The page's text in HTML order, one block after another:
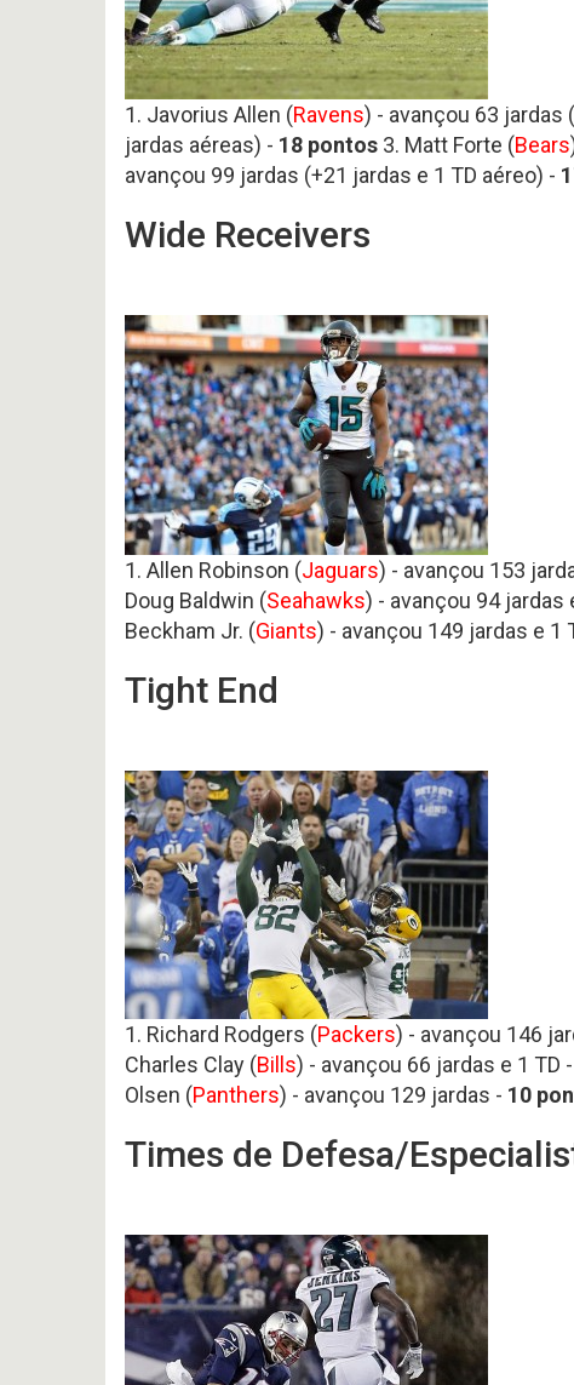
1. Javorius Allen (Ravens) - avançou 63 jardas
jardas aéreas) - 18 pontos 3. Matt Forte (Bears
avançou 99 jardas (+21 jardas e 1 TD aéreo) -
Wide Receivers
1. Allen Robinson (Jaguars) - avançou 153
Doug Baldwin (Seahawks) - avançou 94 jardas
Beckham Jr. (Giants) - avançou 149 jardas e 1
Tight End
1. Richard Rodgers (Packers) - avançou 146
Charles Clay (Bills) - avançou 66 jardas e 1 TD -
Olsen (Panthers) - avançou 129 jardas - 10
Times de Defesa/